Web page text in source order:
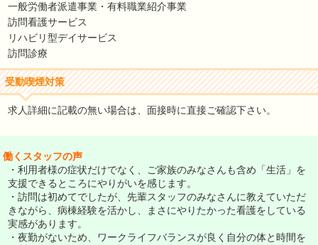
一般労働者派遣事業・有料職業紹介事業
訪問看護サービス
リハビリ型デイサービス
訪問診療
受動喫煙対策
求人詳細に記載の無い場合は、面接時に直接ご確認下さい。
働くスタッフの声
・利用者様の症状だけでなく、ご家族のみなさんも含め「生活」を
支援できるところにやりがいを感じます。
・訪問は初めてでしたが、先輩スタッフのみなさんに教えていただ
きながら、病棟経験を活かし、まさにやりたかった看護をしている
実感があります。
・夜勤がないため、ワークライフバランスが良く自分の体と時間を